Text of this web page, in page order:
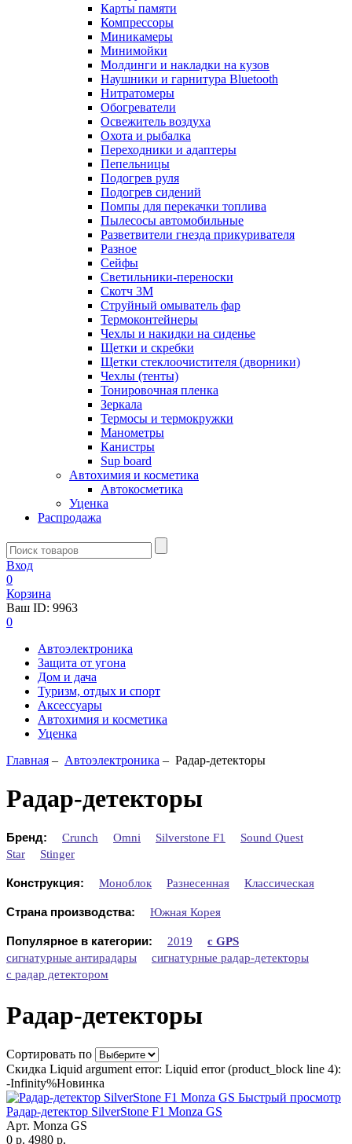
Карты памяти
Компрессоры
Миникамеры
Минимойки
Молдинги и накладки на кузов
Наушники и гарнитура Bluetooth
Нитратомеры
Обогреватели
Освежитель воздуха
Охота и рыбалка
Переходники и адаптеры
Пепельницы
Подогрев руля
Подогрев сидений
Помпы для перекачки топлива
Пылесосы автомобильные
Разветвители гнезда прикуривателя
Разное
Сейфы
Светильники-переноски
Скотч 3М
Струйный омыватель фар
Термоконтейнеры
Чехлы и накидки на сиденье
Щетки и скребки
Щетки стеклоочистителя (дворники)
Чехлы (тенты)
Тонировочная пленка
Зеркалa
Термосы и термокружки
Манометры
Канистры
Sup board
Автохимия и косметика
Автокосметика
Уценка
Распродажа
Вход
0
Корзина
Ваш ID: 9963
0
Автоэлектроника
Защита от угона
Дом и дача
Туризм, отдых и спорт
Аксессуары
Автохимия и косметика
Уценка
Главная – Автоэлектроника – Радар-детекторы
Радар-детекторы
Бренд: Crunch Omni Silverstone F1
Sound Quest
Star
Stinger
Конструкция: Моноблок Разнесенная Классическая
Страна производства: Южная Корея
Популярное в категории: 2019
с GPS
сигнатурные антирадары
сигнатурные радар-детекторы
с радар детектором
Радар-детекторы
Сортировать по
Скидка Liquid argument error: Liquid error (product_block line 4):
-Infinity%Новинка
Быстрый просмотр
Радар-детектор SilverStone F1 Monza GS
Арт. Monza GS
0 р. 4980 р.